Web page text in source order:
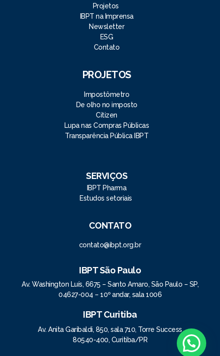
Projetos
IBPT na Imprensa
Newsletter
ESG
Contato
PROJETOS
Impostômetro
De olho no imposto
Citizen
Lupa nas Compras Públicas
Transparência Pública IBPT
SERVIÇOS
IBPT Pharma
Estudos setoriais
CONTATO
contato@ibpt.org.br
IBPT São Paulo
Av. Washington Luís, 6675 – Santo Amaro, São Paulo – SP,
04627-004 – 10º andar, sala 1006
IBPT Curitiba
Av. Anita Garibaldi, 850, sala 710, Torre Success
80540-400, Curitiba/PR